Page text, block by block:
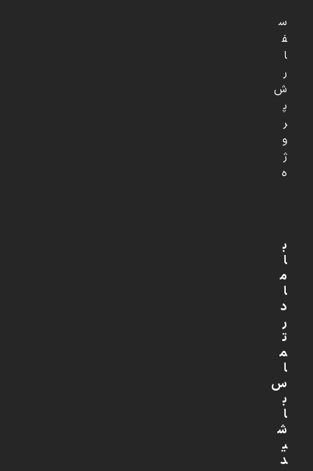
س
ف
ا
ر
ش
پ
ر
و
ژ
ه
ب
ا
م
ا
د
ر
ت
م
ا
س
ب
ا
ش
ی
د